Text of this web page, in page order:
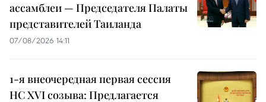
ассамблеи — Председателя Палаты
представителей Таиланда
07/08/2026 14:11
1-я внеочередная первая сессия
НС XVI созыва: Предлагается